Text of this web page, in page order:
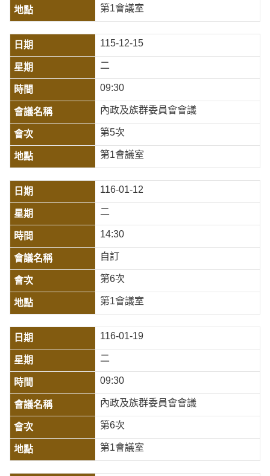
第1會議室
115-12-15
二
09:30
內政及族群委員會會議
第5次
第1會議室
116-01-12
二
14:30
自訂
第6次
第1會議室
116-01-19
二
09:30
內政及族群委員會會議
第6次
第1會議室